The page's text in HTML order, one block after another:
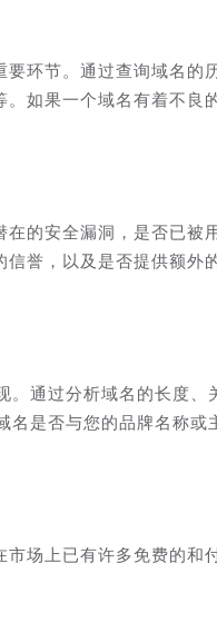
环节。通过查询域名的
如果一个域名有着不良
的安全漏洞，是否已被
誉，以及是否提供额外
通过分析域名的长度
名是否与您的品牌名称
场上已有许多免费的和